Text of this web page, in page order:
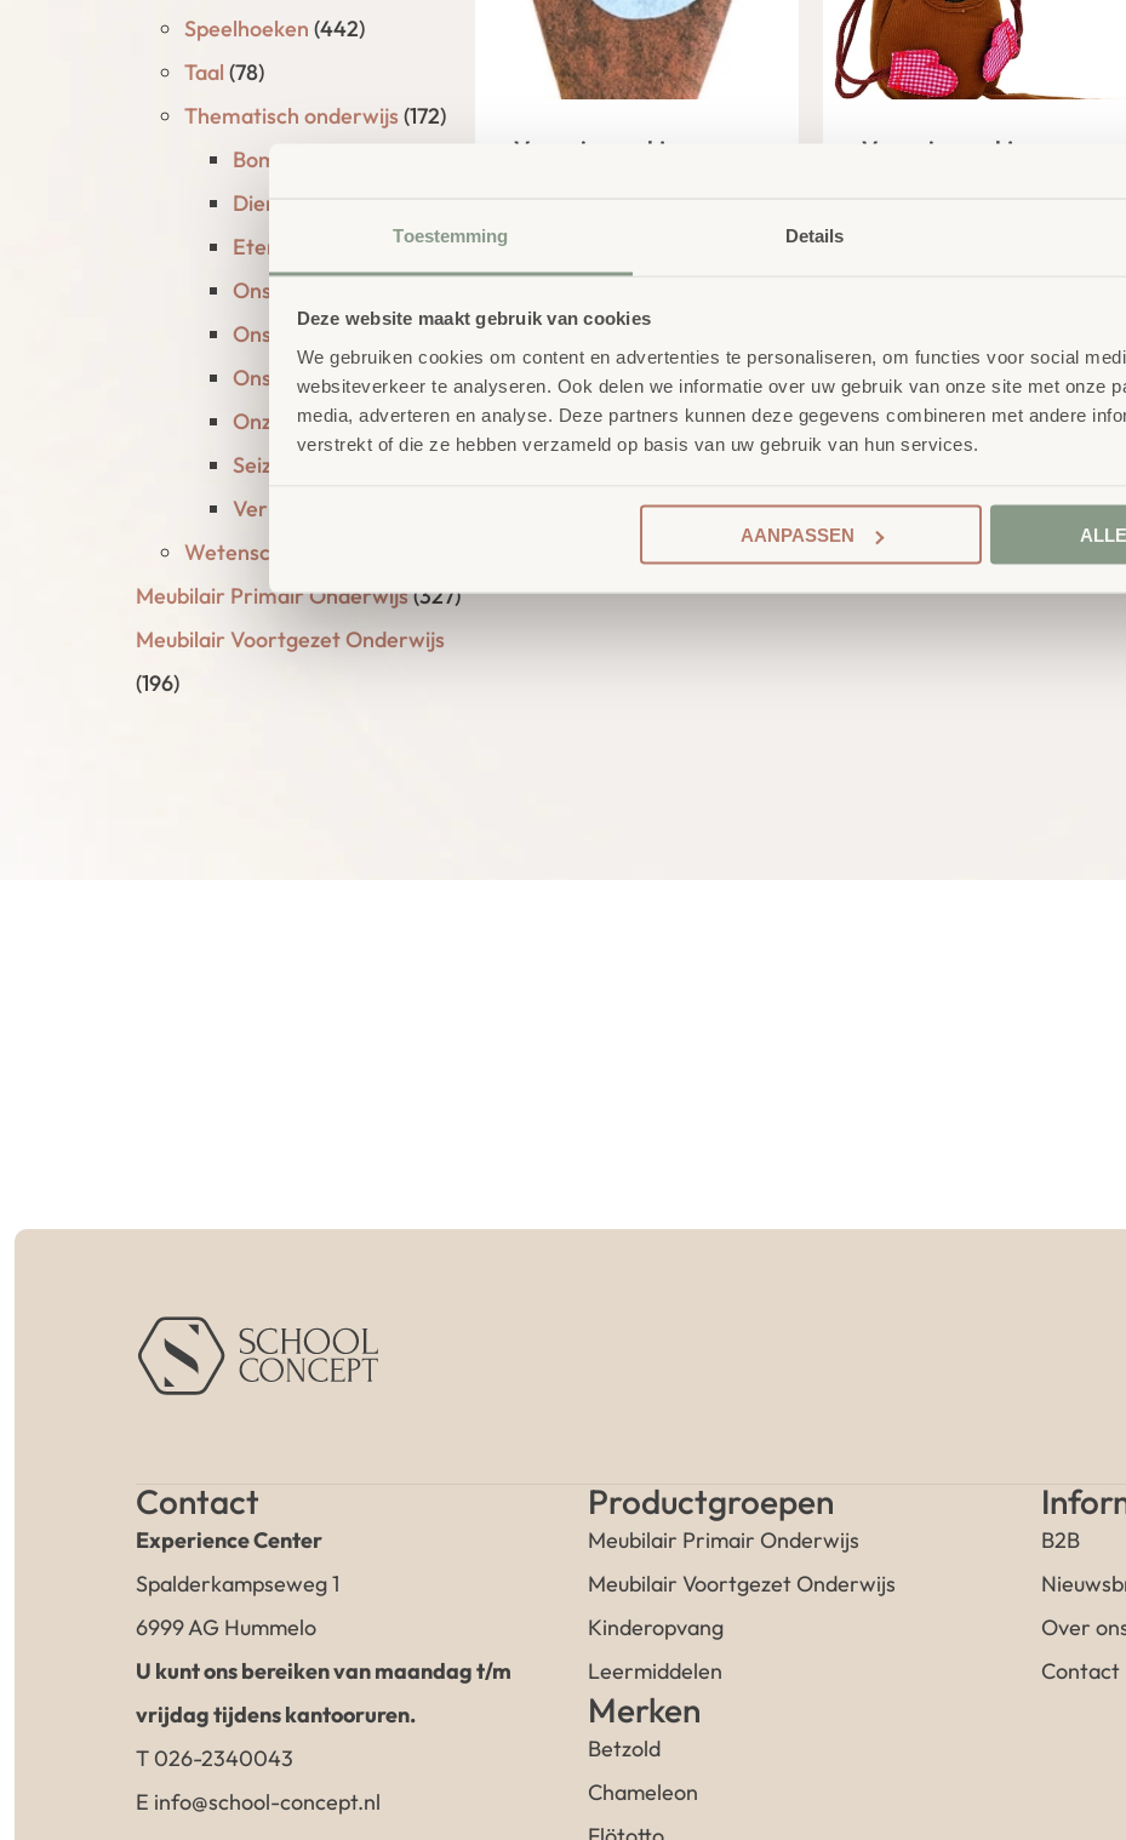
Toestemming Details
Deze website maakt gebruik van cookies
We gebruiken cookies om content en advertenties te personaliseren, om functies voor social
websiteverkeer te analyseren. Ook delen we informatie over uw gebruik van onze site met onze
media, adverteren en analyse. Deze partners kunnen deze gegevens combineren met andere
verstrekt of die ze hebben verzameld op basis van uw gebruik van hun services.
AANPASSEN
Speelhoeken (442)
Taal (78)
Thematisch onderwijs (172)
Bomen en planten
Dieren
Eten en drinken
(17)
Ons lichaam
Ons verleden (3)
Ons zonnestelsel(6)
Onze wereld (15)
Seizoenen
Verkeer en vervoer
Wetenschap en Techniek
Meubilair Primair Onderwijs(327)
Meubilair Voortgezet Onderwijs
(196)
Verassingszakje Verassingszakje
Contact
Experience Center
Spalderkampseweg 1
6999 AG Hummelo
U kunt ons bereiken van maandag t/m
vrijdag tijdens kantooruren.
T 026-2340043
E info@school-concept.nl
Productgroepen
Meubilair Primair Onderwijs
Meubilair Voortgezet Onderwijs
Kinderopvang
Leermiddelen
Merken
Betzold
Chameleon
B2B
Over
Contact